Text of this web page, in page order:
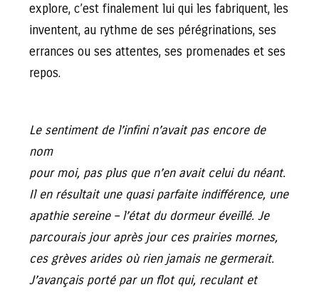
explore, c’est finalement lui qui les fabriquent, les
inventent, au rythme de ses pérégrinations, ses
errances ou ses attentes, ses promenades et ses
repos.
Le sentiment de l’infini n’avait pas encore de
nom
pour moi, pas plus que n’en avait celui du néant.
Il en résultait une quasi parfaite indifférence, une
apathie sereine – l’état du dormeur éveillé. Je
parcourais jour après jour ces prairies mornes,
ces grèves arides où rien jamais ne germerait.
J’avançais porté par un flot qui, reculant et